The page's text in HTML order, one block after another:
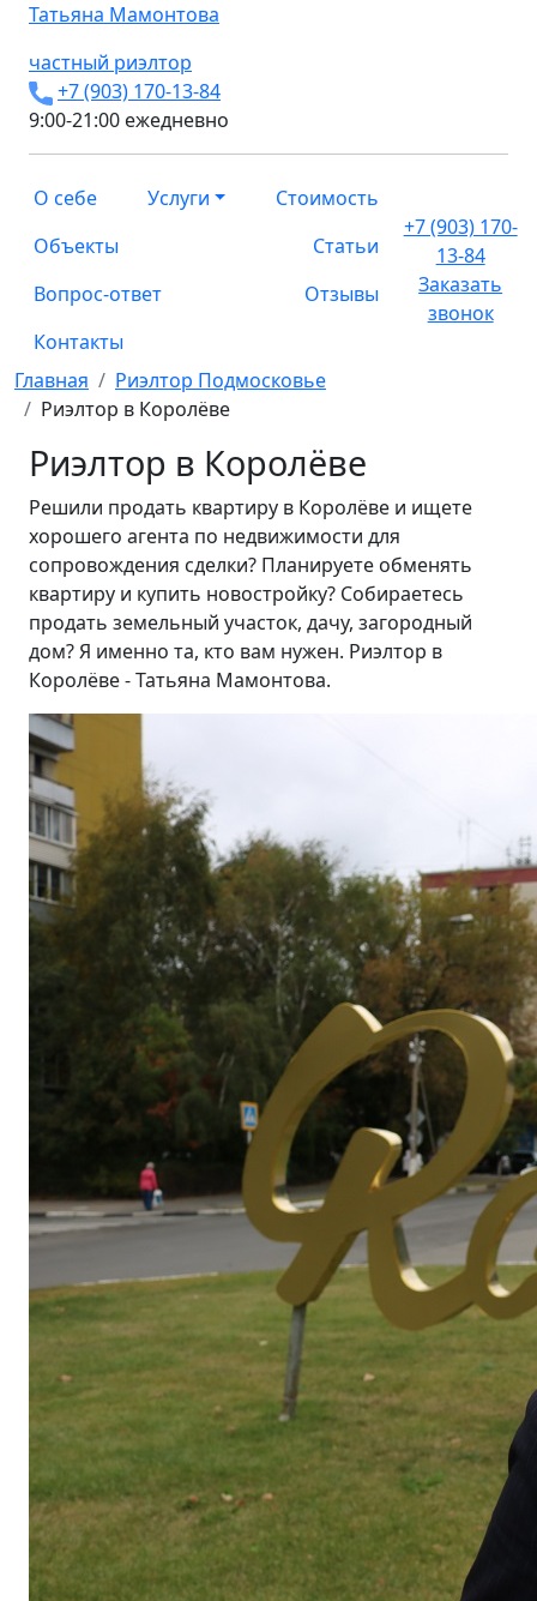
Татьяна Мамонтова
частный риэлтор
+7 (903) 170-13-84
9:00-21:00 ежедневно
О себе Услуги
Стоимость
Объекты
Статьи
Вопрос-ответ
Отзывы
Контакты
+7 (903) 170-
13-84
Заказать
звонок
Главная
Риэлтор Подмосковье
Риэлтор в Королёве
Риэлтор в Королёве
Решили продать квартиру в Королёве и ищете
хорошего агента по недвижимости для
сопровождения сделки? Планируете обменять
квартиру и купить новостройку? Собираетесь
продать земельный участок, дачу, загородный
дом? Я именно та, кто вам нужен. Риэлтор в
Королёве - Татьяна Мамонтова.